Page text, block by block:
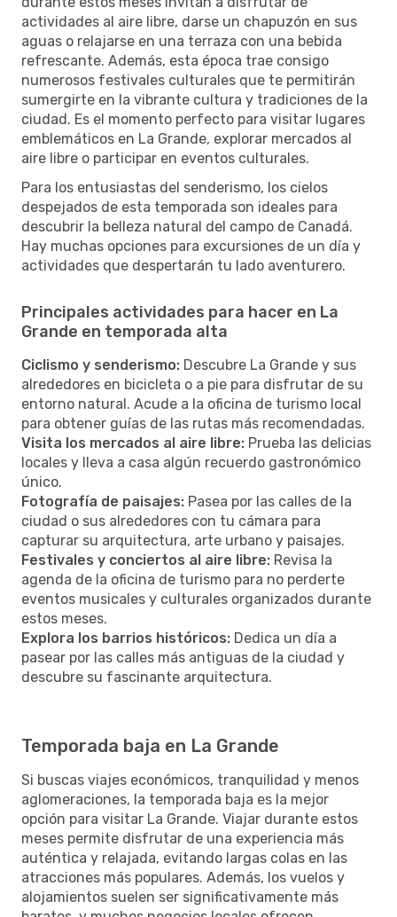
actividades al aire libre, darse un chapuzón en sus
aguas o relajarse en una terraza con una bebida
refrescante. Además, esta época trae consigo
numerosos festivales culturales que te permitirán
sumergirte en la vibrante cultura y tradiciones de la
ciudad. Es el momento perfecto para visitar lugares
emblemáticos en La Grande, explorar mercados al
aire libre o participar en eventos culturales.
Para los entusiastas del senderismo, los cielos
despejados de esta temporada son ideales para
descubrir la belleza natural del campo de Canadá.
Hay muchas opciones para excursiones de un día y
actividades que despertarán tu lado aventurero.
Principales actividades para hacer en La
Grande en temporada alta
Ciclismo y senderismo: Descubre La Grande y sus
alrededores en bicicleta o a pie para disfrutar de su
entorno natural. Acude a la oficina de turismo local
para obtener guías de las rutas más recomendadas.
Visita los mercados al aire libre: Prueba las delicias
locales y lleva a casa algún recuerdo gastronómico
único.
Fotografía de paisajes: Pasea por las calles de la
ciudad o sus alrededores con tu cámara para
capturar su arquitectura, arte urbano y paisajes.
Festivales y conciertos al aire libre: Revisa la
agenda de la oficina de turismo para no perderte
eventos musicales y culturales organizados durante
estos meses.
Explora los barrios históricos: Dedica un día a
pasear por las calles más antiguas de la ciudad y
descubre su fascinante arquitectura.
Temporada baja en La Grande
Si buscas viajes económicos, tranquilidad y menos
aglomeraciones, la temporada baja es la mejor
opción para visitar La Grande. Viajar durante estos
meses permite disfrutar de una experiencia más
auténtica y relajada, evitando largas colas en las
atracciones más populares. Además, los vuelos y
alojamientos suelen ser significativamente más